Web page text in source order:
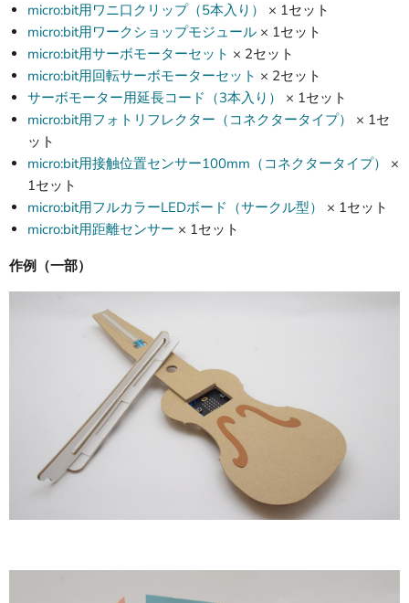
micro:bit用ワニ口クリップ（5本入り）
× 1セット
micro:bit用ワークショップモジュール × 1セット
micro:bit用サーボモーターセット × 2セット
micro:bit用回転サーボモーターセット × 2セット
サーボモーター用延長コード（3本入り）
× 1セット
micro:bit用フォトリフレクター（コネクタータイプ）
× 1セ
ット
micro:bit用接触位置センサー100mm（コネクタータイプ）
×
1セット
micro:bit用フルカラーLEDボード（サークル型）
× 1セット
micro:bit用距離センサー × 1セット
作例（一部）